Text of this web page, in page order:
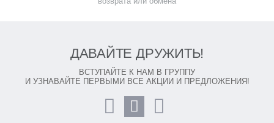
ДАВАЙТЕ ДРУЖИТЬ!
ВСТУПАЙТЕ К НАМ В ГРУППУ
И УЗНАВАЙТЕ ПЕРВЫМИ ВСЕ АКЦИИ И ПРЕДЛОЖЕНИЯ!